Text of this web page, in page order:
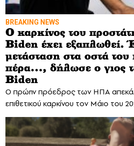
BREAKING NEWS
Ο καρκίνος του
Biden έχει εξαπλωθεί.
μετάσταση στα οστά του
πέρα…, δήλωσε ο γιος
Biden
Ο πρώην πρόεδρος των ΗΠΑ
επιθετικού καρκίνου τον Μάιο του